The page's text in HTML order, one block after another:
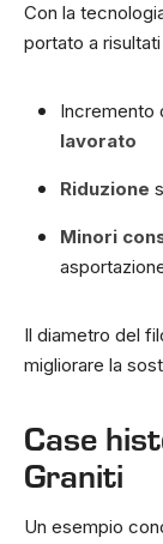
Con la
portato a
Incremento
lavorato
Riduzione
Minori
Il diametro del
migliorare la
Case
Graniti
Un esempio